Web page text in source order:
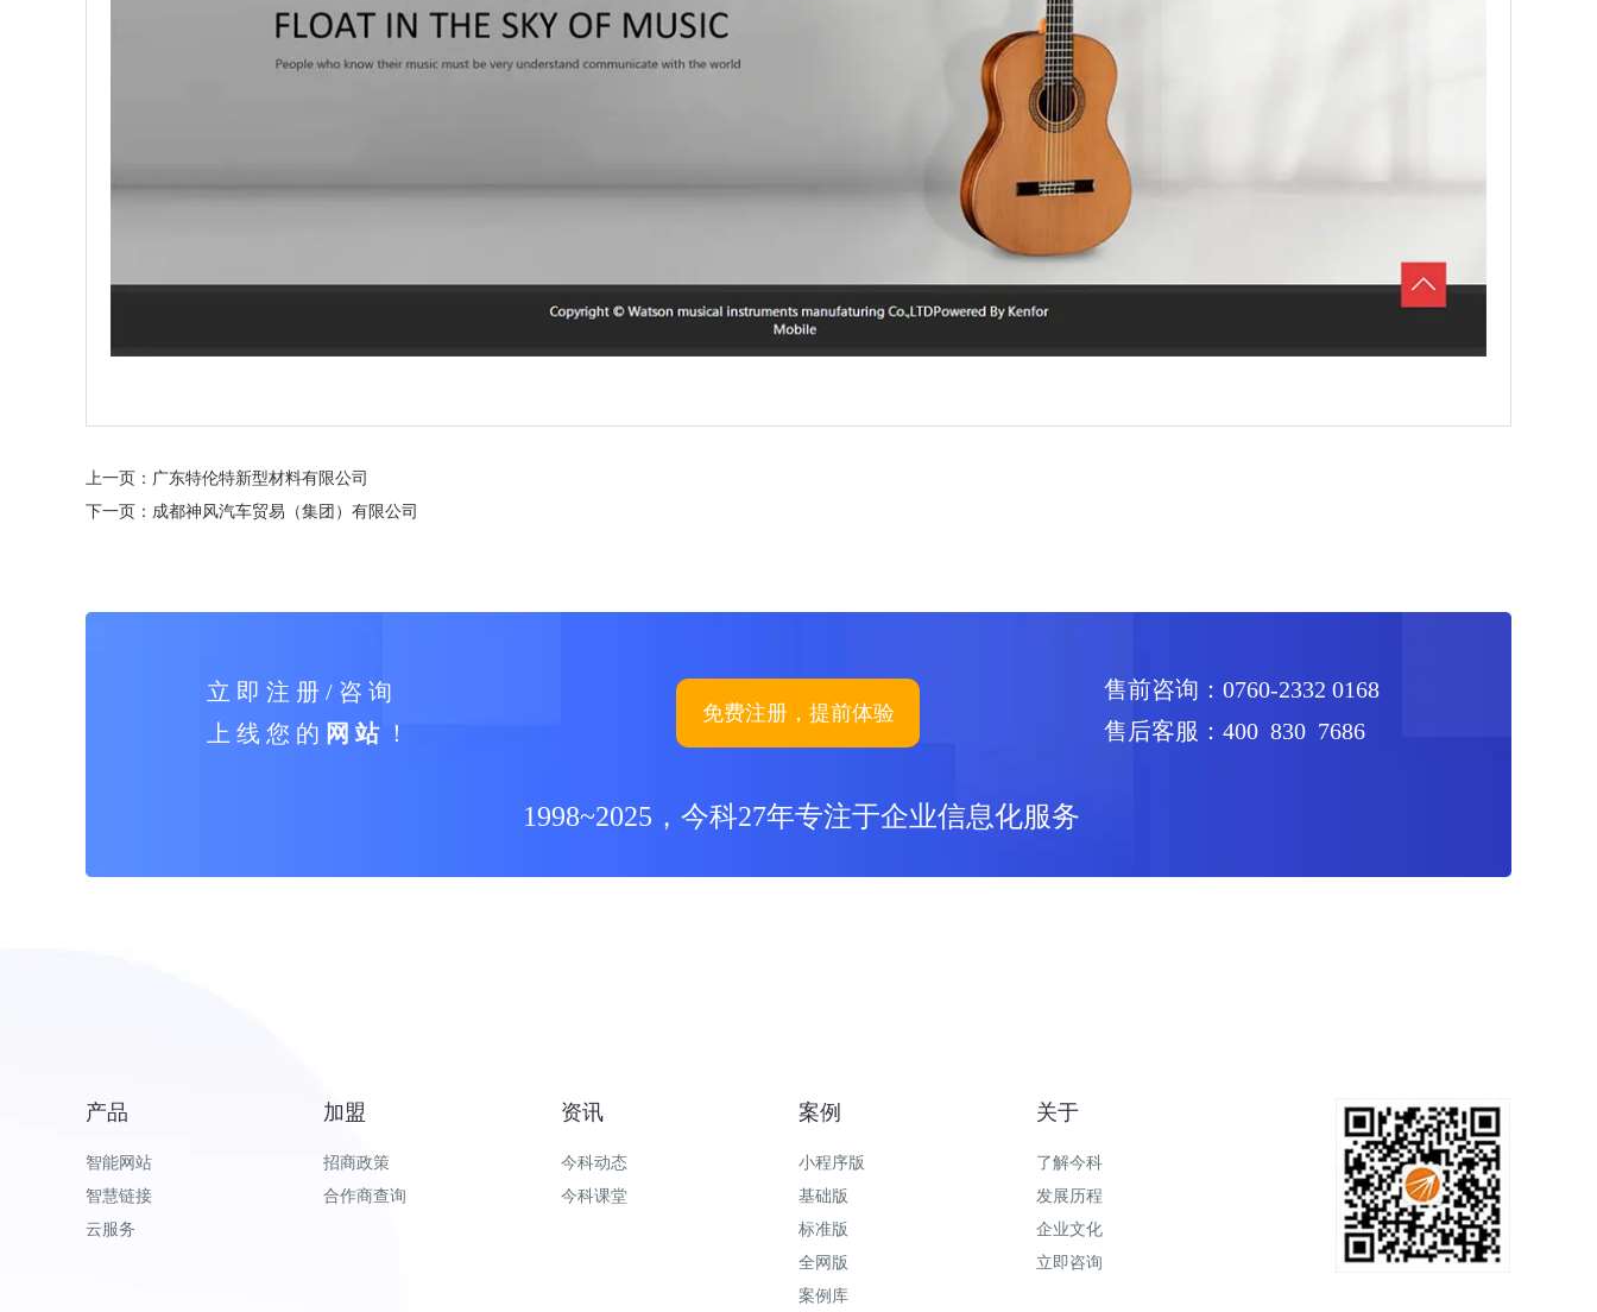
上一页： 广东特伦特新型材料有限公司
下一页： 成都神风汽车贸易（集团）有限公司
售前咨询：0760-2332 0168
售后客服：400 830 7686
1998~2025，今科27年专注于企业信息化服务
立 即 注 册 / 咨 询
上 线 您 的 网 站！
免费注册，提前体验
产品
智能网站
智慧链接
云服务
加盟
招商政策
合作商查询
资讯
今科动态
今科课堂
案例
小程序版
基础版
标准版
全网版
案例库
关于
了解今科
发展历程
企业文化
立即咨询